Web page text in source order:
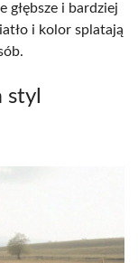
głębsze i bardziej
i kolor splatają
styl